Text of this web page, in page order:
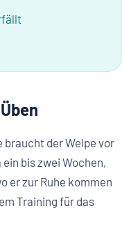
braucht der Welpe vor
bis zwei Wochen,
er zur Ruhe kommen
Training für das